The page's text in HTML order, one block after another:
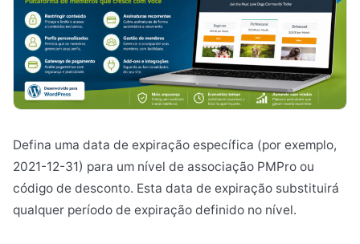
Defina uma data de expiração específica (por exemplo,
2021-12-31) para um nível de associação PMPro ou
código de desconto. Esta data de expiração substituirá
qualquer período de expiração definido no nível.